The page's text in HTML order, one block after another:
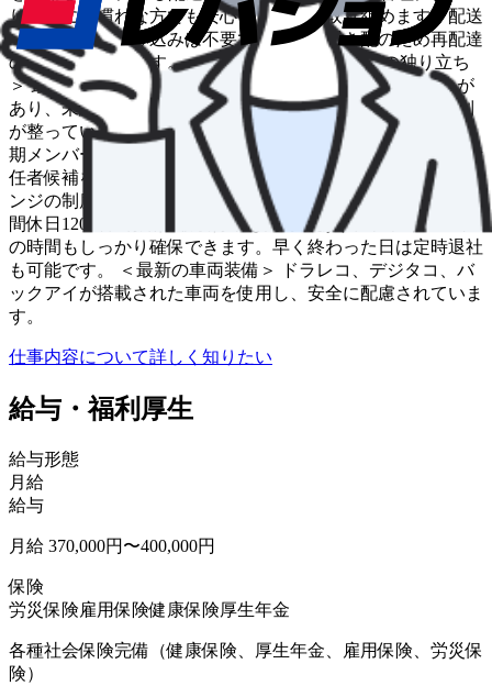
り、道に不慣れな方でも安心して業務に取り組めます。配送
順を考慮した積み込みは不要で、基本は置き配のため再配達
の負担も少ないです。 ＜充実の研修制度と早期の独り立ち
＞ 最長3ヶ月間の研修（マニュアル化されたOJTを含む）が
あり、未経験者でも1カ月程度を目安に独り立ちできる体制
が整っています。 ＜キャリア形成の可能性＞ 新規事業の初
期メンバーとしての採用のため、事業成長に伴い将来的に責
任者候補を目指せる可能性があります。また、キャリアチェ
ンジの制度もあります。 ＜働きやすさを追求した環境＞ 年
間休日120日、有給休暇取得率も高めであり、プライベート
の時間もしっかり確保できます。早く終わった日は定時退社
も可能です。 ＜最新の車両装備＞ ドラレコ、デジタコ、バ
ックアイが搭載された車両を使用し、安全に配慮されていま
す。
仕事内容について詳しく知りたい
給与・福利厚生
給与形態
月給
給与
月給 370,000円〜400,000円
保険
労災保険雇用保険健康保険厚生年金
各種社会保険完備（健康保険、厚生年金、雇用保険、労災保
険）